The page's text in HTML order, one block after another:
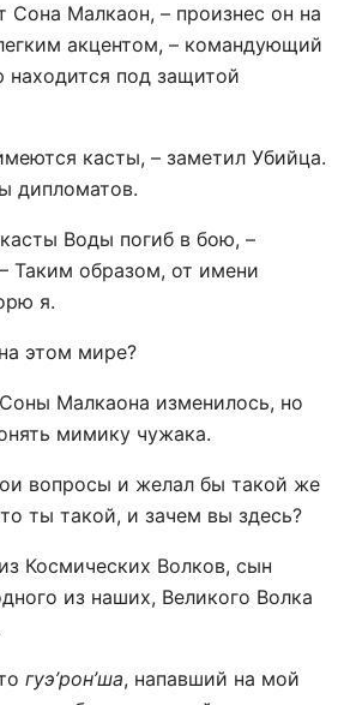
Сона Малкаон, – произнес он на
акцентом, – командующий
под защитой
касты, – заметил Убийца.
дипломатов.
Воды погиб в бою, –
Таким образом, от имени
я.
этом мире?
Малкаона изменилось, но
мимику чужака.
вопросы и желал бы такой же
ты такой, и зачем вы здесь?
Космических Волков, сын
из наших, Великого Волка
гуэ’рон’ша, напавший на мой